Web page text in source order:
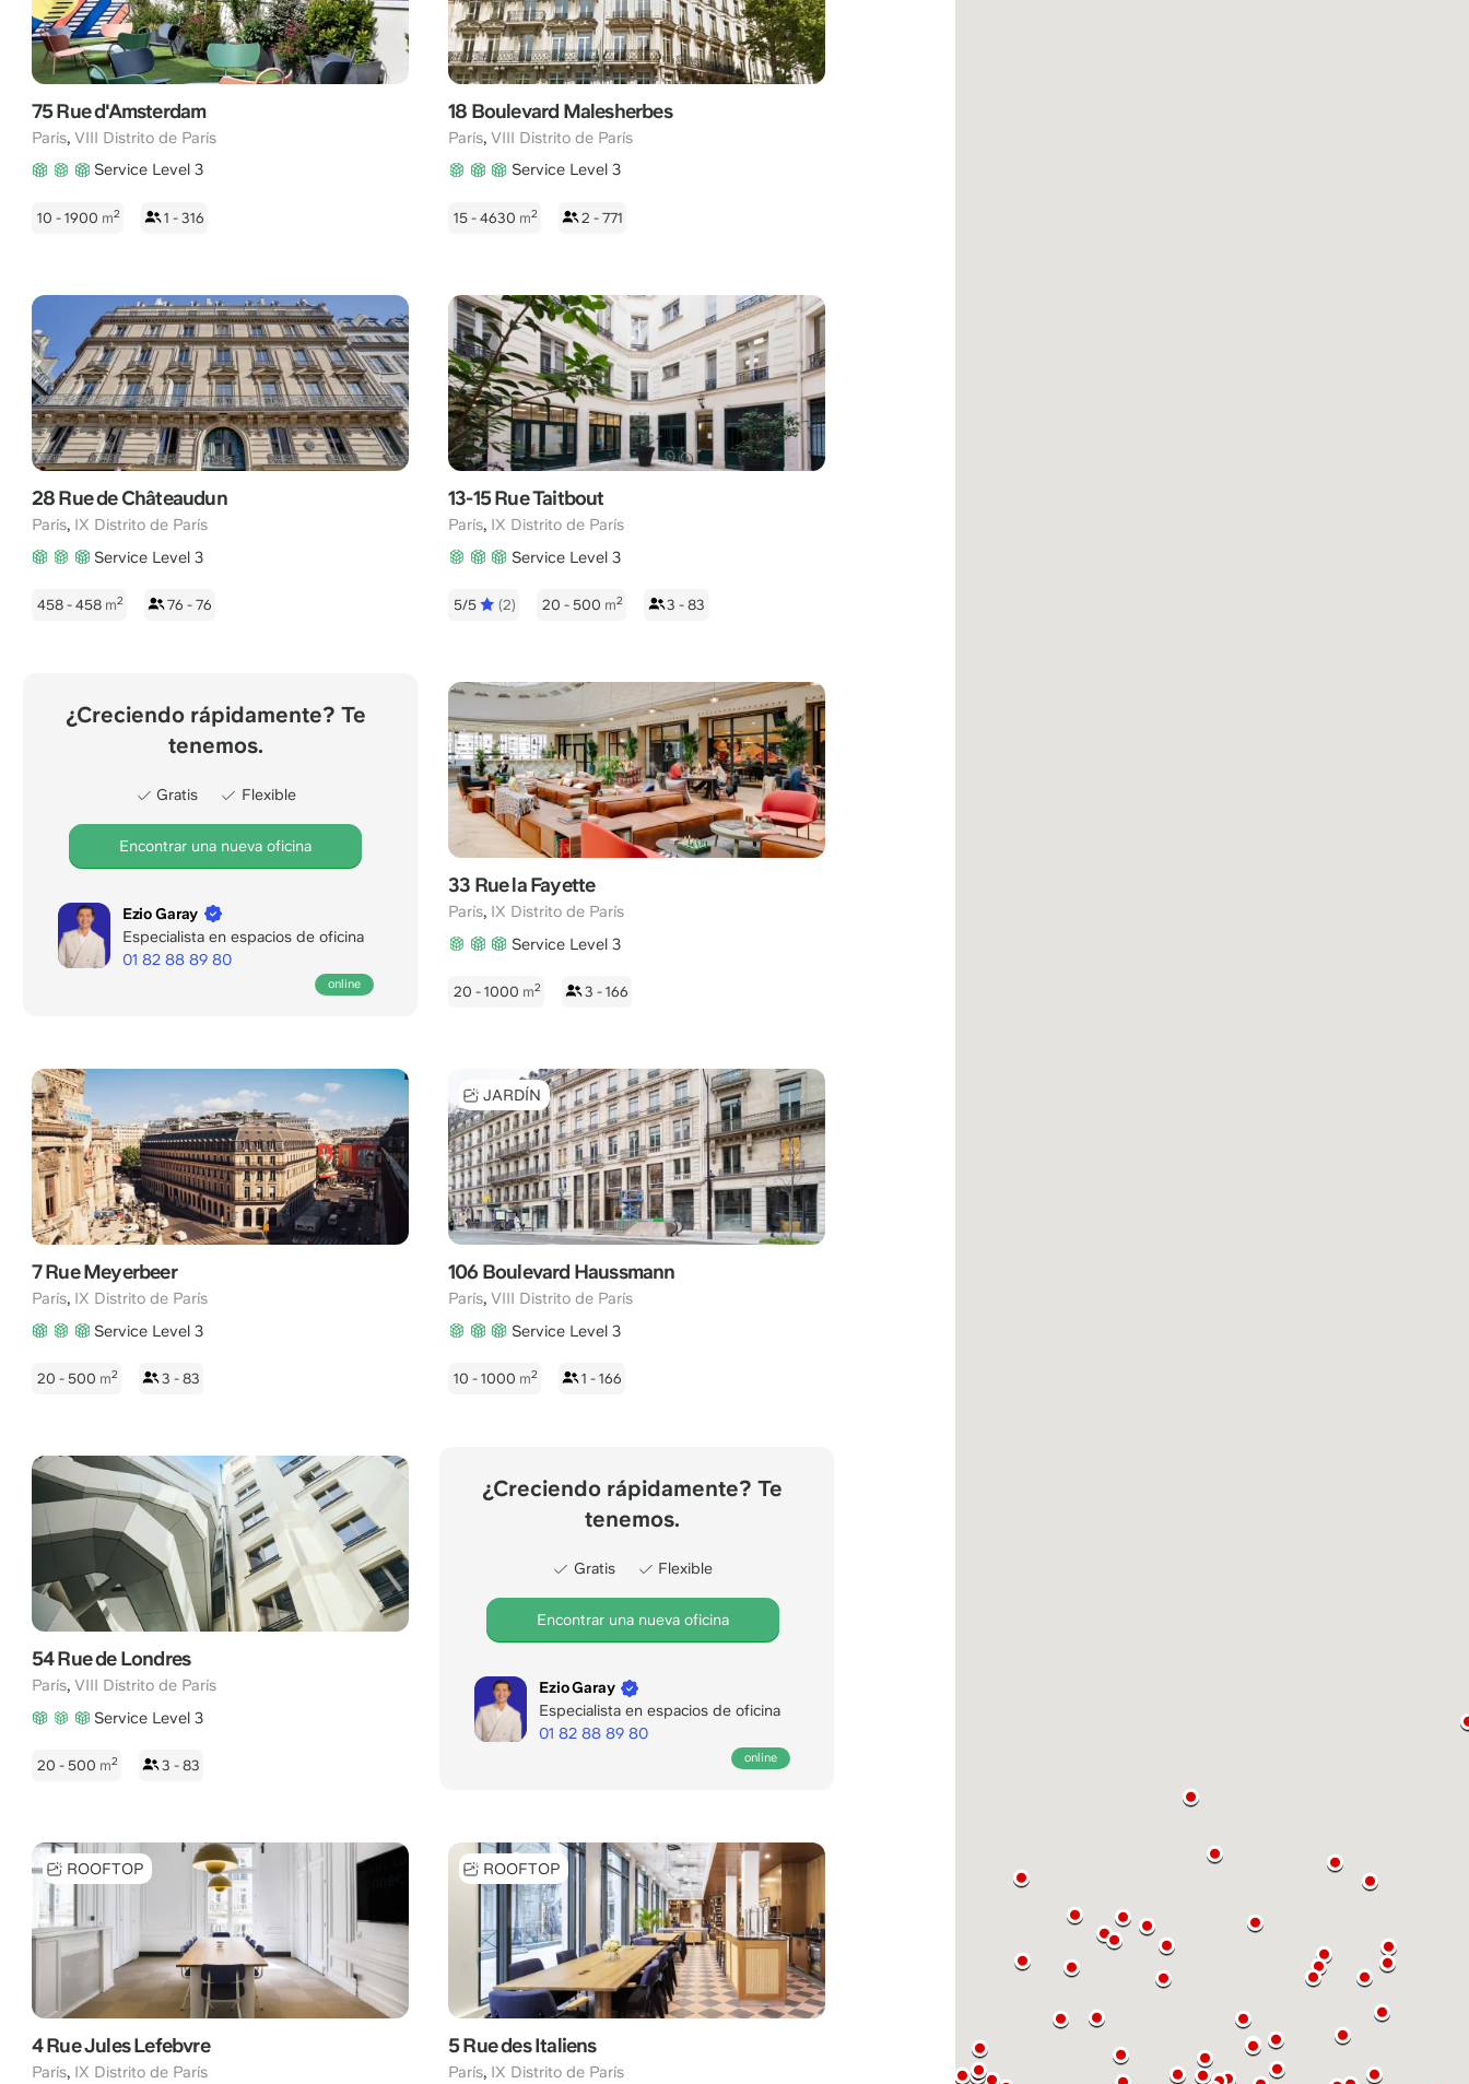
75 Rue d'Amsterdam
París, VIII Distrito de París
Service Level 3
10 - 1900 m2 1 - 316
18 Boulevard Malesherbes
París, VIII Distrito de París
Service Level 3
15 - 4630 m2 2 - 771
28 Rue de Châteaudun
París, IX Distrito de París
Service Level 3
458 - 458 m2 76 - 76
13-15 Rue Taitbout
París, IX Distrito de París
Service Level 3
5/5 (2) 20 - 500 m2 3 - 83
¿Creciendo rápidamente? Te
tenemos.
Gratis Flexible
Encontrar una nueva oficina
Ezio Garay
Especialista en espacios de oficina
online
01 82 88 89 80
hasta
22:00
CET.
33 Rue la Fayette
París, IX Distrito de París
Service Level 3
20 - 1000 m2 3 - 166
7 Rue Meyerbeer
París, IX Distrito de París
Service Level 3
20 - 500 m2 3 - 83
JARDÍN
106 Boulevard Haussmann
París, VIII Distrito de París
Service Level 3
10 - 1000 m2 1 - 166
54 Rue de Londres
París, VIII Distrito de París
Service Level 3
20 - 500 m2 3 - 83
¿Creciendo rápidamente? Te
tenemos.
Gratis Flexible
Encontrar una nueva oficina
Ezio Garay
Especialista en espacios de oficina
online
01 82 88 89 80
hasta
las
22:00
CET.
ROOFTOP
4 Rue Jules Lefebvre
París, IX Distrito de París
ROOFTOP
5 Rue des Italiens
París, IX Distrito de París